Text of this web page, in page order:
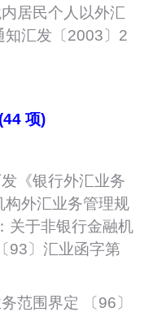
居民个人以外汇
知汇发〔2003〕2
项)
《银行外汇业务
构外汇业务管理规
关于非银行金融机
93〕汇业函字第
范围界定 〔96〕